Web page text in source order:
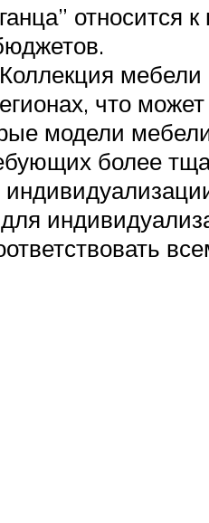
относится
что
модели
более